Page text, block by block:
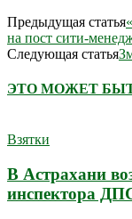
Предыдущая статья
на пост сити-
Следующая статья
ЭТО МОЖЕТ
Взятки
В Астрахани
инспектора